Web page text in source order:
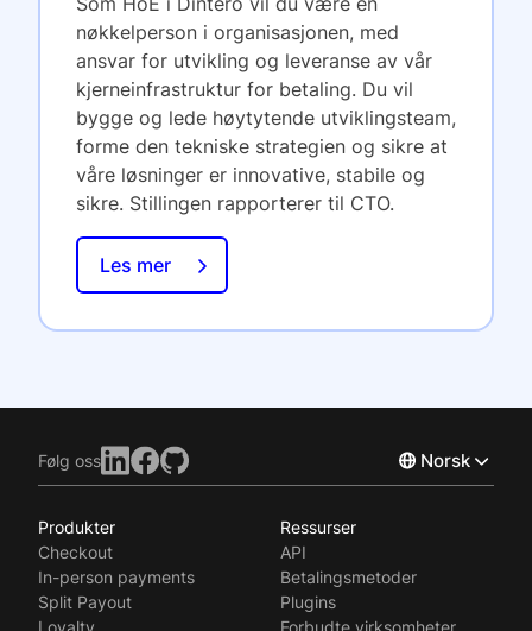
nøkkelperson i organisasjonen, med
ansvar for utvikling og leveranse av vår
kjerneinfrastruktur for betaling. Du vil
bygge og lede høytytende utviklingsteam,
forme den tekniske strategien og sikre at
våre løsninger er innovative, stabile og
sikre. Stillingen rapporterer til CTO.
Les mer
Følg oss Norsk
Svenska
Produkter
Checkout
In-person payments
Split Payout
Loyalty
Ressurser
API
Betalingsmetoder
Plugins
Forbudte virksomheter